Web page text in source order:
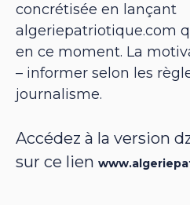
concrétisée en lançant
algeriepatriotique.com
en ce moment. La
– informer selon les
journalisme.
Accédez à la version
sur ce lien